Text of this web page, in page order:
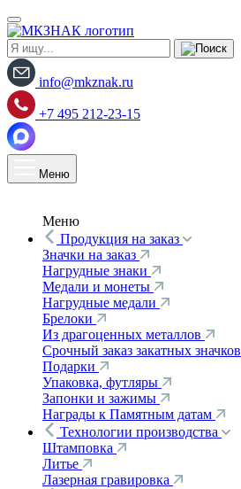
info@mkznak.ru
+7 495 212-23-15
Меню
Меню
Продукция на заказ
Значки на заказ
Нагрудные знаки
Медали и монеты
Нагрудные медали
Брелоки
Из драгоценных металлов
Срочный заказ закатных значков
Подарки
Упаковка, футляры
Запонки и зажимы
Награды к Памятным датам
Технологии производства
Штамповка
Литье
Лазерная гравировка